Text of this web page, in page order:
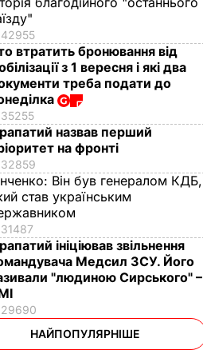
42955
втратить бронювання від
з 1 вересня і які два
треба подати до
35255
назвав перший
на фронті
32859
Він був генералом КДБ,
став українським
31487
ініціював звільнення
Медсил ЗСУ. Його
"людиною Сирського" –
29690
НАЙПОПУЛЯРНІШЕ